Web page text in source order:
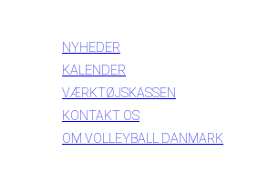
NYHEDER
KALENDER
VÆRKTØJSKASSEN
KONTAKT OS
OM VOLLEYBALL DANMARK